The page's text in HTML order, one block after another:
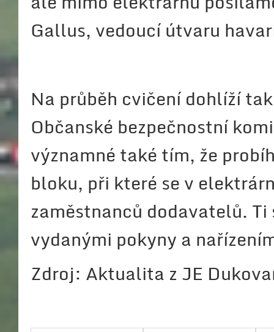
Gallus, vedoucí útvaru
Na průběh cvičení dohlíží
Občanské bezpečnostní
významné také tím, že
bloku, při které se v
zaměstnanců dodavatelů.
vydanými pokyny a
Zdroj: Aktualita z JE